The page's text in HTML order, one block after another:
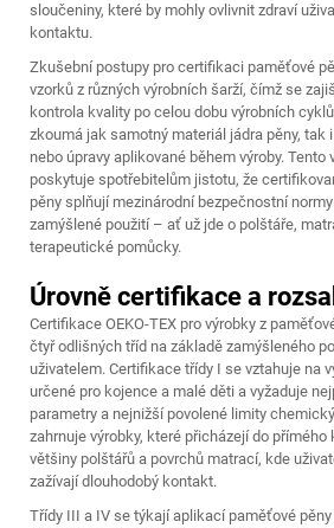
sloučeniny, které by mohly ovlivnit zdraví
kontaktu.
Zkušební postupy pro certifikaci paměťové
vzorků z různých výrobních šarží, čímž se
kontrola kvality po celou dobu výrobních
zkoumá jak samotný materiál jádra pěny, tak
nebo úpravy aplikované během výroby. Tento
poskytuje spotřebitelům jistotu, že
pěny splňují mezinárodní bezpečnostní
zamýšlené použití – ať už jde o polštáře,
terapeutické pomůcky.
Úrovně certifikace a
Certifikace OEKO-TEX pro výrobky z
čtyř odlišných tříd na základě zamýšleného
uživatelem. Certifikace třídy I se vztahuje na
určené pro kojence a malé děti a vyžaduje
parametry a nejnižší povolené limity
zahrnuje výrobky, které přicházejí do
většiny polštářů a povrchů matrací, kde
zažívají dlouhodobý kontakt.
Třídy III a IV se týkají aplikací paměťové